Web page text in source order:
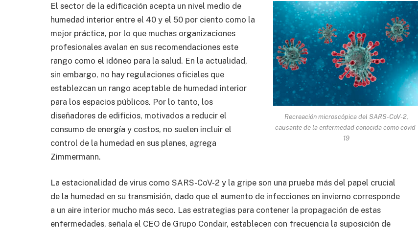
Recreación microscópica del SARS-CoV-2,
causante de la enfermedad conocida como covid-
19
El sector de la edificación acepta un nivel medio de
humedad interior entre el 40 y el 50 por ciento como la
mejor práctica, por lo que muchas organizaciones
profesionales avalan en sus recomendaciones este
rango como el idóneo para la salud. En la actualidad,
sin embargo, no hay regulaciones oficiales que
establezcan un rango aceptable de humedad interior
para los espacios públicos. Por lo tanto, los
diseñadores de edificios, motivados a reducir el
consumo de energía y costos, no suelen incluir el
control de la humedad en sus planes, agrega
Zimmermann.
La estacionalidad de virus como SARS-CoV-2 y la gripe son una prueba más del papel crucial
de la humedad en su transmisión, dado que el aumento de infecciones en invierno corresponde
a un aire interior mucho más seco. Las estrategias para contener la propagación de estas
enfermedades, señala el CEO de Grupo Condair, establecen con frecuencia la suposición de